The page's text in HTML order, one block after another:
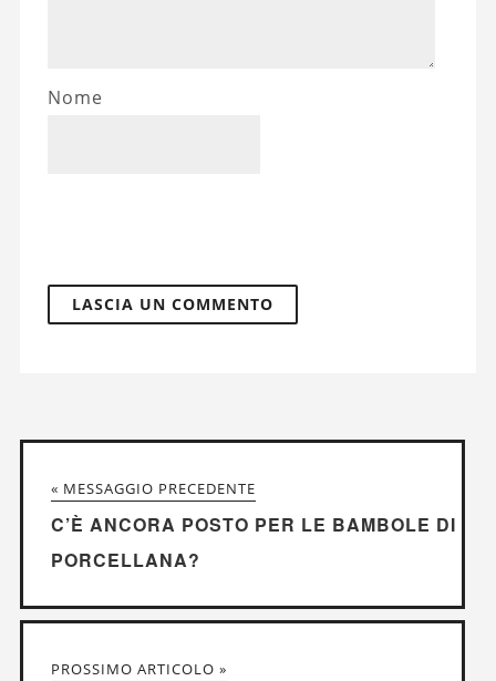
Nome
« MESSAGGIO PRECEDENTE
C’È ANCORA POSTO PER LE BAMBOLE DI
PORCELLANA?
PROSSIMO ARTICOLO »